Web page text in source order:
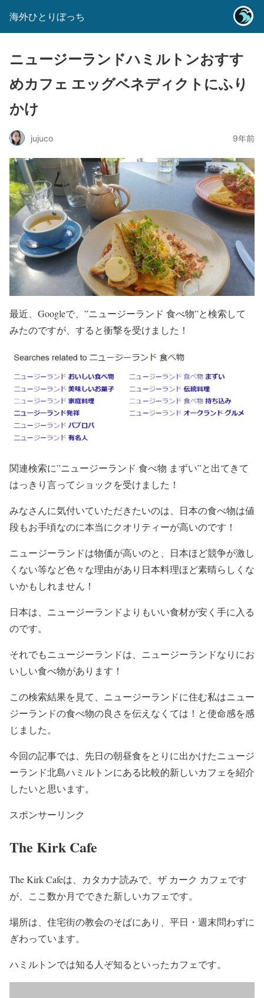
海外ひとりぼっち
ニュージーランドハミルトンおすす
めカフェ エッグベネディクトにふり
かけ
jujuco 9年前
最近、Googleで、”ニュージーランド 食べ物”と検索して
みたのですが、すると衝撃を受けました！
関連検索に”ニュージーランド 食べ物 まずい”と出てきて
はっきり言ってショックを受けました！
みなさんに気付いていただきたいのは、日本の食べ物は値
段もお手頃なのに本当にクオリティーが高いのです！
ニュージーランドは物価が高いのと、日本ほど競争が激し
くない等など色々な理由があり日本料理ほど素晴らしくな
いかもしれません！
日本は、ニュージーランドよりもいい食材が安く手に入る
のです。
それでもニュージーランドは、ニュージーランドなりにお
いしい食べ物があります！
この検索結果を見て、ニュージーランドに住む私はニュー
ジーランドの食べ物の良さを伝えなくては！と使命感を感
じました。
今回の記事では、先日の朝昼食をとりに出かけたニュージ
ーランド北島ハミルトンにある比較的新しいカフェを紹介
したいと思います。
スポンサーリンク
The Kirk Cafe
The Kirk Cafeは、カタカナ読みで、ザ カーク カフェです
が、ここ数か月でできた新しいカフェです。
場所は、住宅街の教会のそばにあり、平日・週末問わずに
ぎわっています。
ハミルトンでは知る人ぞ知るといったカフェです。